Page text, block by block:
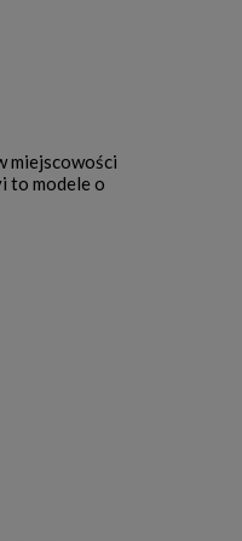
miejscowości
to modele o